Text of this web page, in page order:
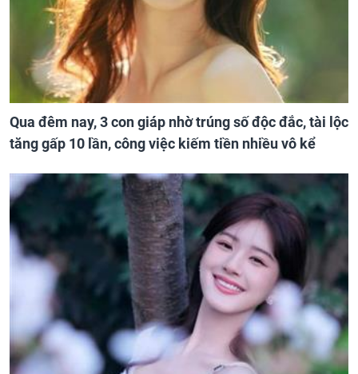
Qua đêm nay, 3 con giáp nhờ trúng số độc đắc, tài lộc
tăng gấp 10 lần, công việc kiếm tiền nhiều vô kể